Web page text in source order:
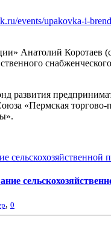
events/upakovka-i-
Анатолий
развития
«Пермская
, 0